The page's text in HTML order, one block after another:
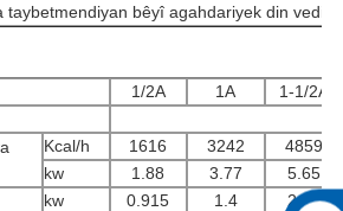
taybetmendiyan bêyî agahdariyek din
1/2A 1A
1-1/2A
Kcal/h 1616 3242
4859
kw
1.88 3.77
5.65
kw 0.915 1.4
2.25